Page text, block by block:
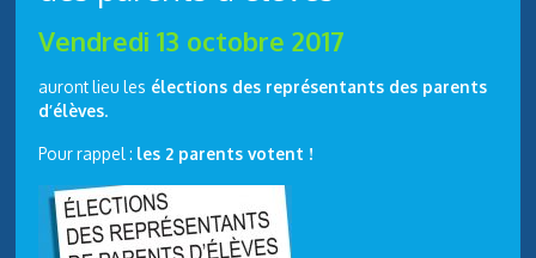
Vendredi 13 octobre 2017
auront lieu les élections des représentants des parents
d’élèves.
Pour rappel : les 2 parents votent !